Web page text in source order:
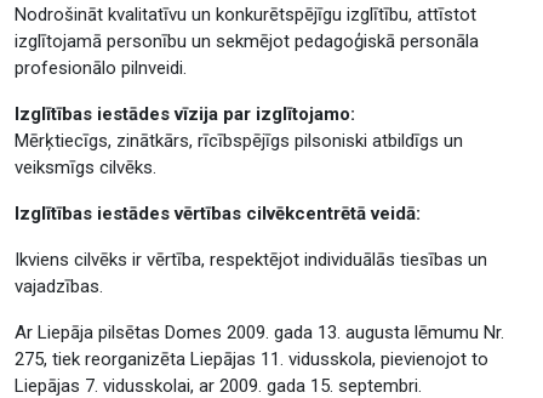
Nodrošināt kvalitatīvu un konkurētspējīgu izglītību, attīstot
izglītojamā personību un sekmējot pedagoģiskā personāla
profesionālo pilnveidi.
Izglītības iestādes vīzija par izglītojamo:
Mērķtiecīgs, zinātkārs, rīcībspējīgs pilsoniski atbildīgs un
veiksmīgs cilvēks.
Izglītības iestādes vērtības cilvēkcentrētā veidā:
Ikviens cilvēks ir vērtība, respektējot individuālās tiesības un
vajadzības.
Ar Liepāja pilsētas Domes 2009. gada 13. augusta lēmumu Nr.
275, tiek reorganizēta Liepājas 11. vidusskola, pievienojot to
Liepājas 7. vidusskolai, ar 2009. gada 15. septembri.